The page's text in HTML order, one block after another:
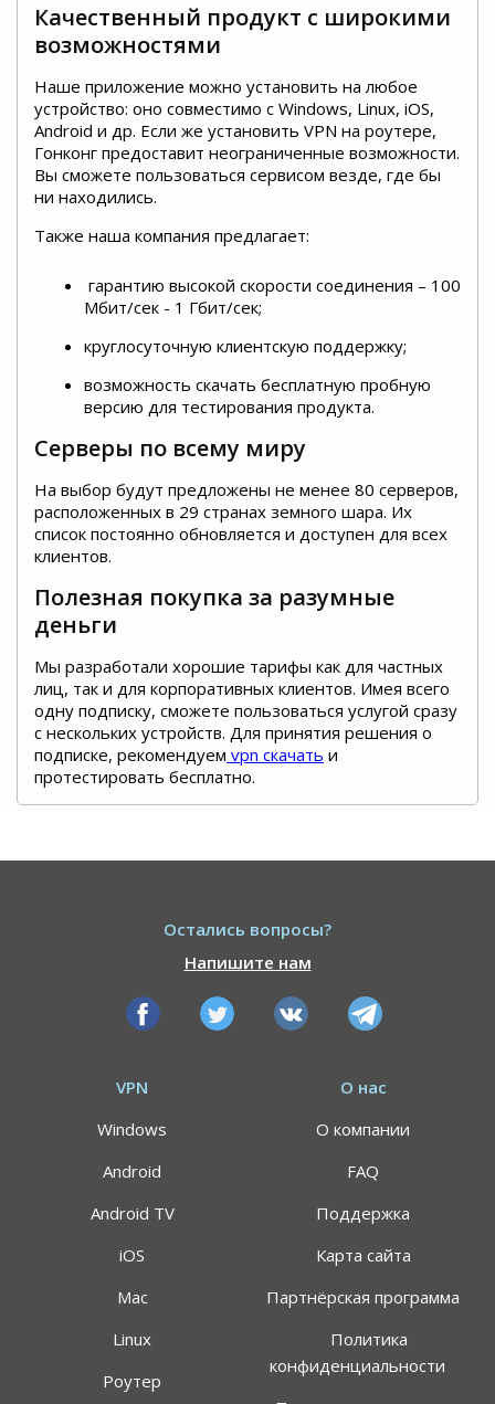
СКИДКИ 64%
Воспользуйтесь специальным предложением
Качественный продукт с широкими
возможностями
Наше приложение можно установить на любое
устройство: оно совместимо с Windows, Linux, iOS,
Android и др. Если же установить VPN на роутере,
Гонконг предоставит неограниченные возможности.
Вы сможете пользоваться сервисом везде, где бы
ни находились.
Также наша компания предлагает:
гарантию высокой скорости соединения – 100
Мбит/сек - 1 Гбит/сек;
круглосуточную клиентскую поддержку;
возможность скачать бесплатную пробную
версию для тестирования продукта.
Серверы по всему миру
На выбор будут предложены не менее 80 серверов,
расположенных в 29 странах земного шара. Их
список постоянно обновляется и доступен для всех
клиентов.
Полезная покупка за разумные
деньги
Мы разработали хорошие тарифы как для частных
лиц, так и для корпоративных клиентов. Имея всего
одну подписку, сможете пользоваться услугой сразу
с нескольких устройств. Для принятия решения о
подписке, рекомендуем vpn скачать и
протестировать бесплатно.
Остались вопросы?
Напишите нам
VPN
Windows
Android
Android TV
iOS
Mac
Linux
Роутер
О нас
О компании
FAQ
Поддержка
Карта сайта
Партнёрская программа
Политика
конфиденциальности